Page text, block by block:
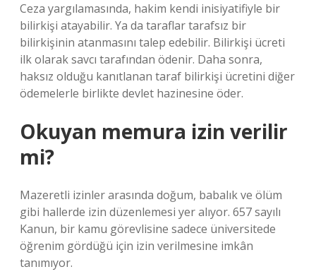
Ceza yargılamasında, hakim kendi inisiyatifiyle bir
bilirkişi atayabilir. Ya da taraflar tarafsız bir
bilirkişinin atanmasını talep edebilir. Bilirkişi ücreti
ilk olarak savcı tarafından ödenir. Daha sonra,
haksız olduğu kanıtlanan taraf bilirkişi ücretini diğer
ödemelerle birlikte devlet hazinesine öder.
Okuyan memura izin verilir
mi?
Mazeretli izinler arasında doğum, babalık ve ölüm
gibi hallerde izin düzenlemesi yer alıyor. 657 sayılı
Kanun, bir kamu görevlisine sadece üniversitede
öğrenim gördüğü için izin verilmesine imkân
tanımıyor.